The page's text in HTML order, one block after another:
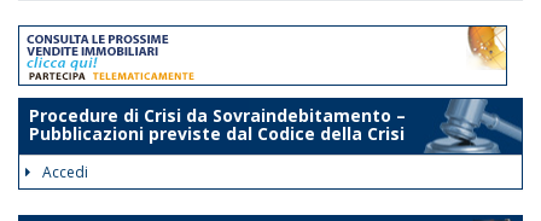
Procedure di Crisi da Sovraindebitamento –
Pubblicazioni previste dal Codice della Crisi
Accedi